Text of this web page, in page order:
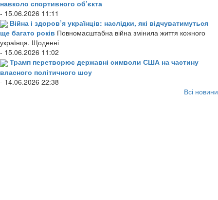
навколо спортивного об’єкта
- 15.06.2026 11:11
Війна і здоров’я українців: наслідки, які відчуватимуться
ще багато років Повномасштабна війна змінила життя кожного
українця. Щоденні
- 15.06.2026 11:02
Трамп перетворює державні символи США на частину
власного політичного шоу
- 14.06.2026 22:38
Всі новини